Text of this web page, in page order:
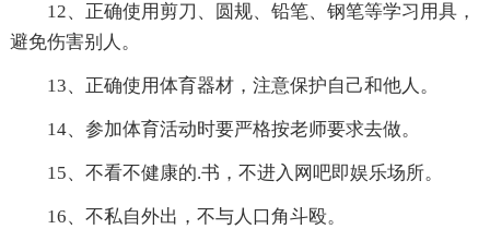
12、正确使用剪刀、圆规、铅笔、钢笔等学习用具，
避免伤害别人。
13、正确使用体育器材，注意保护自己和他人。
14、参加体育活动时要严格按老师要求去做。
15、不看不健康的.书，不进入网吧即娱乐场所。
16、不私自外出，不与人口角斗殴。